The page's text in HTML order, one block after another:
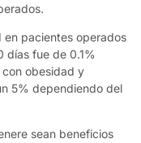
en pacientes operados
días fue de 0.1%
obesidad y
5% dependiendo del
sean beneficios